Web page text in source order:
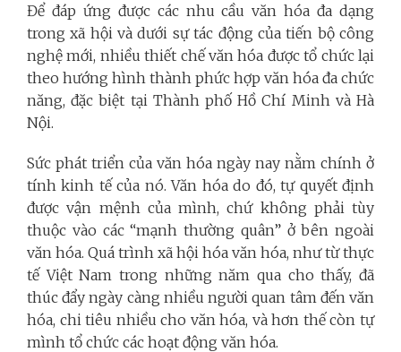
Để đáp ứng được các nhu cầu văn hóa đa dạng
trong xã hội và dưới sự tác động của tiến bộ công
nghệ mới, nhiều thiết chế văn hóa được tổ chức lại
theo hướng hình thành phức hợp văn hóa đa chức
năng, đặc biệt tại Thành phố Hồ Chí Minh và Hà
Nội.
Sức phát triển của văn hóa ngày nay nằm chính ở
tính kinh tế của nó. Văn hóa do đó, tự quyết định
được vận mệnh của mình, chứ không phải tùy
thuộc vào các “mạnh thường quân” ở bên ngoài
văn hóa. Quá trình xã hội hóa văn hóa, như từ thực
tế Việt Nam trong những năm qua cho thấy, đã
thúc đẩy ngày càng nhiều người quan tâm đến văn
hóa, chi tiêu nhiều cho văn hóa, và hơn thế còn tự
mình tổ chức các hoạt động văn hóa.